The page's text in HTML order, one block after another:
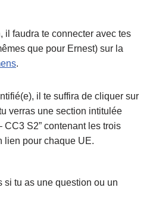
il faudra te connecter avec tes
que pour Ernest) sur la
.
il te suffira de cliquer sur
verras une section intitulée
S2” contenant les trois
lien pour chaque UE.
si tu as une question ou un